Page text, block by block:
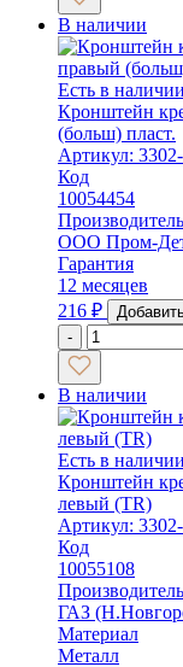
В наличии
Есть в наличии
Кронштейн
(больш) пласт.
Артикул:
Код
10054454
Производитель
ООО Пром-
Гарантия
12 месяцев
216 ₽
-
В наличии
Есть в наличии
Кронштейн
левый (TR)
Артикул:
Код
10055108
Производитель
ГАЗ
Материал
Металл